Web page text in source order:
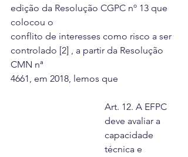
edição da Resolução CGPC nº 13 que
colocou o
conflito de interesses como risco a ser
controlado [2] , a partir da Resolução
CMN nª
4661, em 2018, lemos que
Art. 12. A EFPC
deve avaliar a
capacidade
técnica e